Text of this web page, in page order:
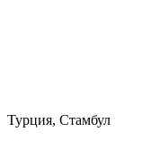
Турция, Стамбул